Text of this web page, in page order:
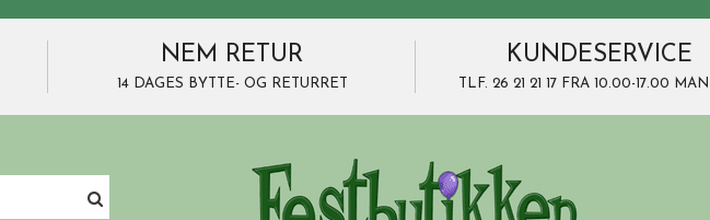
NEM RETUR
14 DAGES BYTTE- OG RETURRET
KUNDESERVICE
TLF. 26 21 21 17 FRA 10.00-17.00